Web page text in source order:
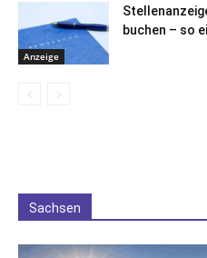
Anzeige
buchen – so
Sachsen